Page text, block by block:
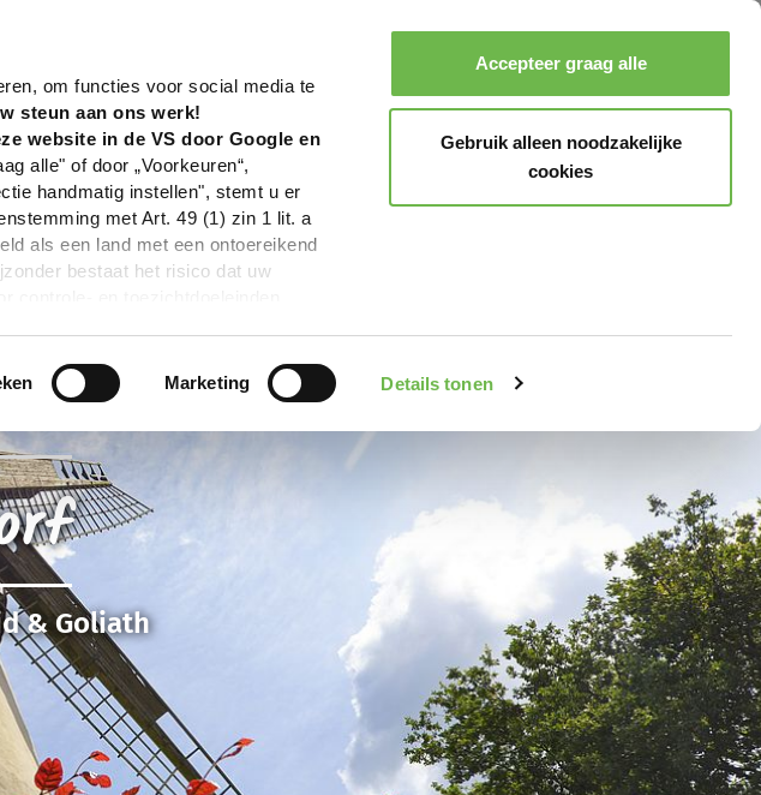
om functies voor social media te
steun aan ons werk!
website in de VS door Google en
alle" of door „Voorkeuren“,
handmatig instellen", stemt u er
met Art. 49 (1) zin 1 lit. a
als een land met een ontoereikend
bestaat het risico dat uw
|Impressum
Marketing Details tonen
Accepteer graag alle
Gebruik alleen noodzakelijke
cookies
DE Boeken Menu
& Goliath